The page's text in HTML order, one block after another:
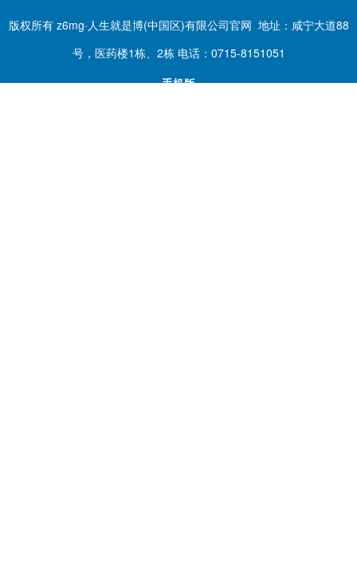
版权所有 z6mg·人生就是博(中国区)有限公司官网 地址：咸宁大道88
号，医药楼1栋、2栋 电话：0715-8151051
手机版